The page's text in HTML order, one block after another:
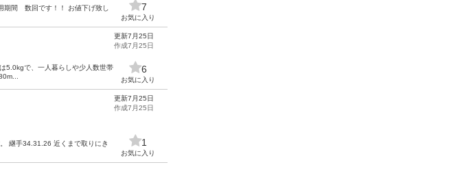
間 数回です！！ お値下げ致し
7
お気に入り
5.0kgで、一人暮らしや少人数世帯
更新7月25日
作成7月25日
6
お気に入り
継手34.31.26 近くまで取りにき
更新7月25日
作成7月25日
1
お気に入り